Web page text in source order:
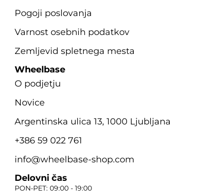
Pogoji poslovanja
Varnost osebnih podatkov
Zemljevid spletnega mesta
Wheelbase
O podjetju
Novice
Argentinska ulica 13, 1000 Ljubljana
+386 59 022 761
info@wheelbase-shop.com
Delovni čas
PON-PET: 09:00 - 19:00